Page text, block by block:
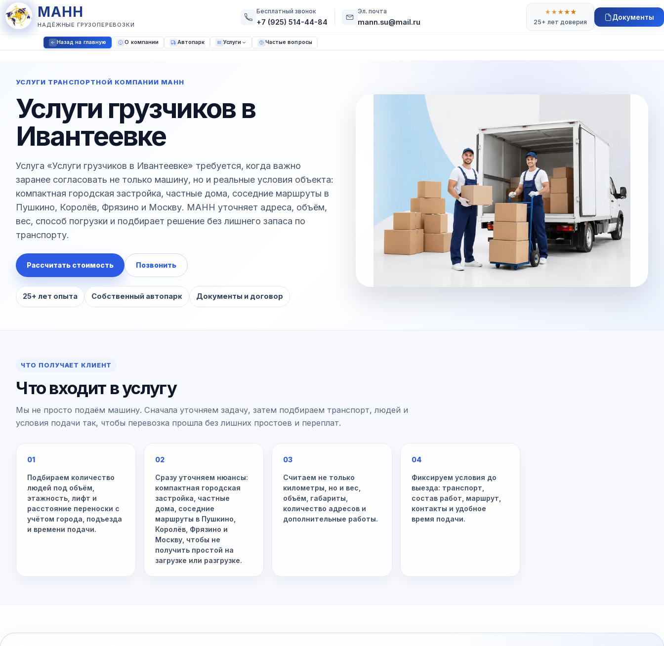
МАНН
НАДЁЖНЫЕ ГРУЗОПЕРЕВОЗКИ
Бесплатный звонок
+7 (925) 514-44-84
Эл. почта
mann.su@mail.ru
★ ★★★★
25+ лет доверия
Документы
Назад на главную О компании Автопарк Услуги Частые вопросы
УСЛУГИ ТРАНСПОРТНОЙ КОМПАНИИ МАНН
Услуги грузчиков в
Ивантеевке
Услуга «Услуги грузчиков в Ивантеевке» требуется, когда важно
заранее согласовать не только машину, но и реальные условия объекта:
компактная городская застройка, частные дома, соседние маршруты в
Пушкино, Королёв, Фрязино и Москву. МАНН уточняет адреса, объём,
вес, способ погрузки и подбирает решение без лишнего запаса по
транспорту.
Рассчитать стоимость Позвонить
25+ лет опыта Собственный автопарк Документы и договор
ЧТО ПОЛУЧАЕТ КЛИЕНТ
Что входит в услугу
Мы не просто подаём машину. Сначала уточняем задачу, затем подбираем транспорт, людей и
условия подачи так, чтобы перевозка прошла без лишних простоев и переплат.
01
Подбираем количество
людей под объём,
этажность, лифт и
расстояние переноски с
учётом города, подъезда
и времени подачи.
02
Сразу уточняем нюансы:
компактная городская
застройка, частные
дома, соседние
маршруты в Пушкино,
Королёв, Фрязино и
Москву, чтобы не
получить простой на
загрузке или разгрузке.
03
Считаем не только
километры, но и вес,
объём, габариты,
количество адресов и
дополнительные работы.
04
Фиксируем условия до
выезда: транспорт,
состав работ, маршрут,
контакты и удобное
время подачи.